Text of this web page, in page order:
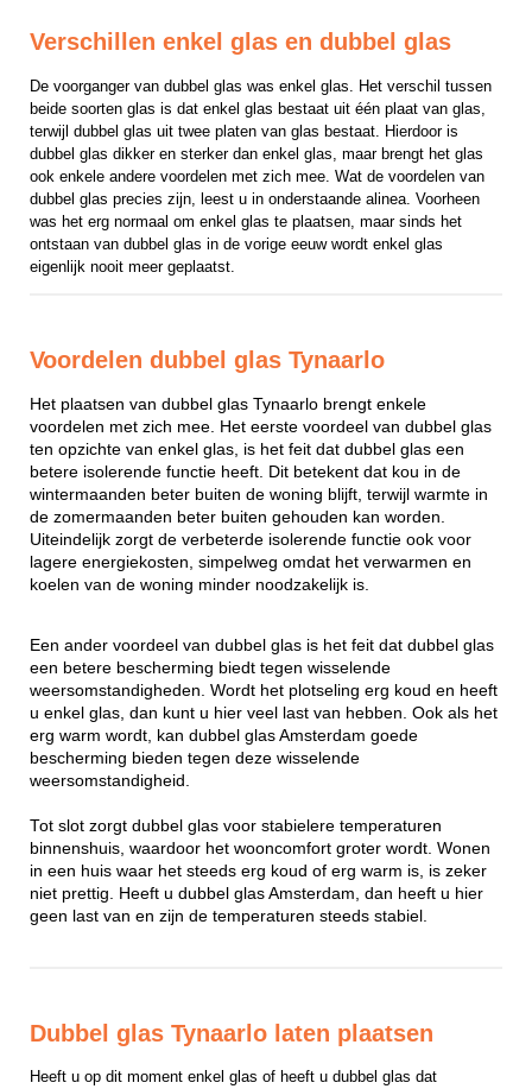
Verschillen enkel glas en dubbel glas
De voorganger van dubbel glas was enkel glas. Het verschil tussen
beide soorten glas is dat enkel glas bestaat uit één plaat van glas,
terwijl dubbel glas uit twee platen van glas bestaat. Hierdoor is
dubbel glas dikker en sterker dan enkel glas, maar brengt het glas
ook enkele andere voordelen met zich mee. Wat de voordelen van
dubbel glas precies zijn, leest u in onderstaande alinea. Voorheen
was het erg normaal om enkel glas te plaatsen, maar sinds het
ontstaan van dubbel glas in de vorige eeuw wordt enkel glas
eigenlijk nooit meer geplaatst.
Voordelen dubbel glas Tynaarlo
Het plaatsen van dubbel glas Tynaarlo brengt enkele
voordelen met zich mee. Het eerste voordeel van dubbel glas
ten opzichte van enkel glas, is het feit dat dubbel glas een
betere isolerende functie heeft. Dit betekent dat kou in de
wintermaanden beter buiten de woning blijft, terwijl warmte in
de zomermaanden beter buiten gehouden kan worden.
Uiteindelijk zorgt de verbeterde isolerende functie ook voor
lagere energiekosten, simpelweg omdat het verwarmen en
koelen van de woning minder noodzakelijk is.
Een ander voordeel van dubbel glas is het feit dat dubbel glas
een betere bescherming biedt tegen wisselende
weersomstandigheden. Wordt het plotseling erg koud en heeft
u enkel glas, dan kunt u hier veel last van hebben. Ook als het
erg warm wordt, kan dubbel glas Amsterdam goede
bescherming bieden tegen deze wisselende
weersomstandigheid.
Tot slot zorgt dubbel glas voor stabielere temperaturen
binnenshuis, waardoor het wooncomfort groter wordt. Wonen
in een huis waar het steeds erg koud of erg warm is, is zeker
niet prettig. Heeft u dubbel glas Amsterdam, dan heeft u hier
geen last van en zijn de temperaturen steeds stabiel.
Dubbel glas Tynaarlo laten plaatsen
Heeft u op dit moment enkel glas of heeft u dubbel glas dat